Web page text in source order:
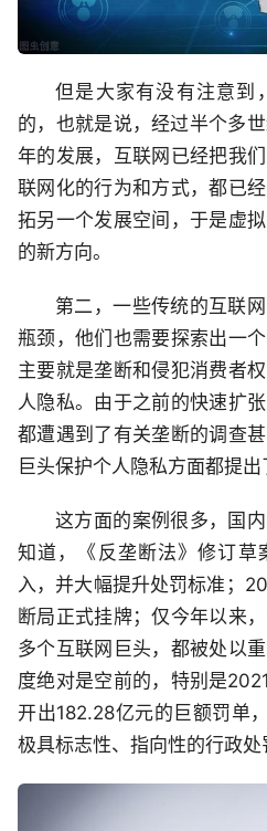
但是大家有没有注意到
的，也就是说，经过半个多
年的发展，互联网已经把我
联网化的行为和方式，都已
拓另一个发展空间，于是虚
的新方向。
第二，一些传统的互联
瓶颈，他们也需要探索出一
主要就是垄断和侵犯消费者
人隐私。由于之前的快速扩
都遭遇到了有关垄断的调查
巨头保护个人隐私方面都提出
这方面的案例很多，国
知道，《反垄断法》修订草
入，并大幅提升处罚标准；
断局正式挂牌；仅今年以来
多个互联网巨头，都被处以
度绝对是空前的，特别是
开出182.28亿元的巨额罚单
极具标志性、指向性的行政处